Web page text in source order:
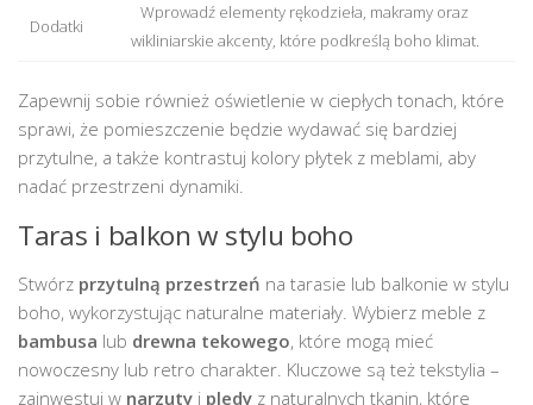
Dodatki
Wprowadź elementy rękodzieła, makramy oraz
wikliniarskie akcenty, które podkreślą boho klimat.
Zapewnij sobie również oświetlenie w ciepłych tonach, które
sprawi, że pomieszczenie będzie wydawać się bardziej
przytulne, a także kontrastuj kolory płytek z meblami, aby
nadać przestrzeni dynamiki.
Taras i balkon w stylu boho
Stwórz przytulną przestrzeń na tarasie lub balkonie w stylu
boho, wykorzystując naturalne materiały. Wybierz meble z
bambusa lub drewna tekowego, które mogą mieć
nowoczesny lub retro charakter. Kluczowe są też tekstylia –
zainwestuj w narzuty i pledy z naturalnych tkanin, które